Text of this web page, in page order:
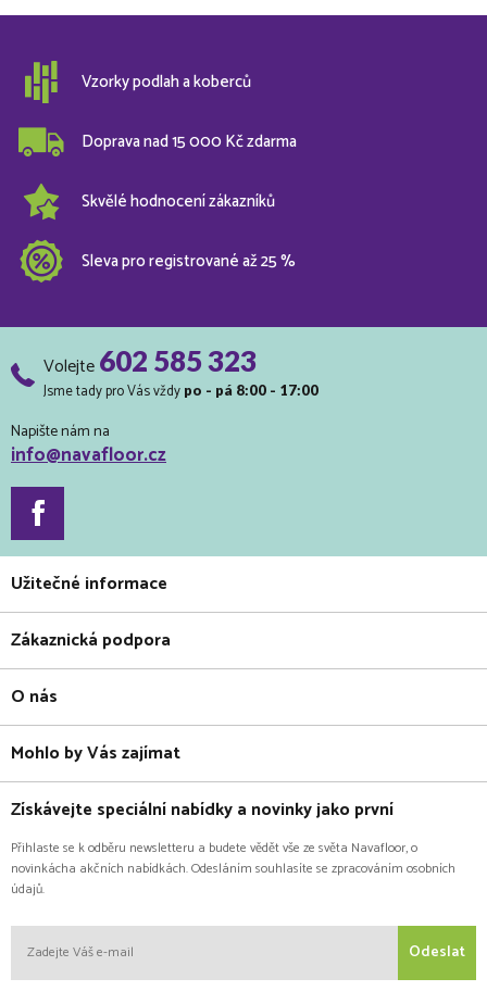
Vzorky podlah a koberců
Doprava nad 15 000 Kč zdarma
Skvělé hodnocení zákazníků
Sleva pro registrované až 25 %
Volejte602 585 323
Jsme tady pro Vás vždy po - pá 8:00 - 17:00
Napište nám na
info@navafloor.cz
Užitečné informace
Zákaznická podpora
O nás
Mohlo by Vás zajímat
Získávejte speciální nabídky a novinky jako první
Přihlaste se k odběru newsletteru a budete vědět vše ze světa Navafloor, o
novinkácha akčních nabídkách. Odesláním souhlasíte se zpracováním osobních
údajů.
Odeslat